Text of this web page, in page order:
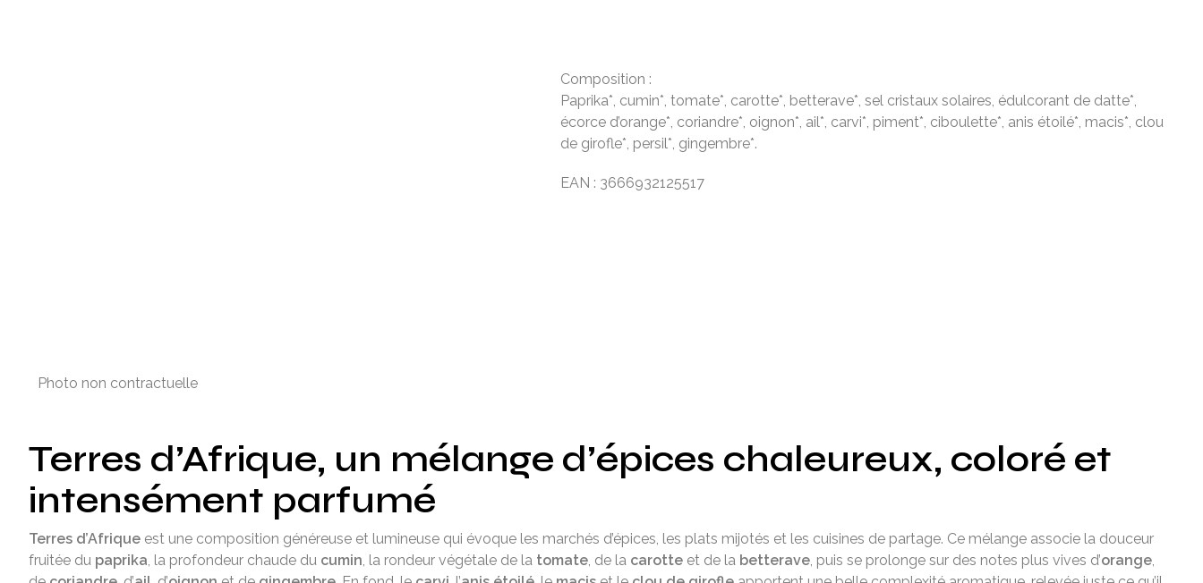
Photo non contractuelle
Composition :
Paprika*, cumin*, tomate*, carotte*, betterave*, sel cristaux solaires, édulcorant de datte*,
écorce d’orange*, coriandre*, oignon*, ail*, carvi*, piment*, ciboulette*, anis étoilé*, macis*, clou
de girofle*, persil*, gingembre*.
EAN : 3666932125517
Terres d’Afrique, un mélange d’épices chaleureux, coloré et
intensément parfumé
Terres d’Afrique est une composition généreuse et lumineuse qui évoque les marchés d’épices, les plats mijotés et les cuisines de partage. Ce mélange associe la douceur
fruitée du paprika, la profondeur chaude du cumin, la rondeur végétale de la tomate, de la carotte et de la betterave, puis se prolonge sur des notes plus vives d’orange,